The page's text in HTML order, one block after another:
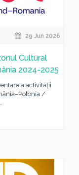
29 Jun 2026
Cultural
2024-2025
a activității
/